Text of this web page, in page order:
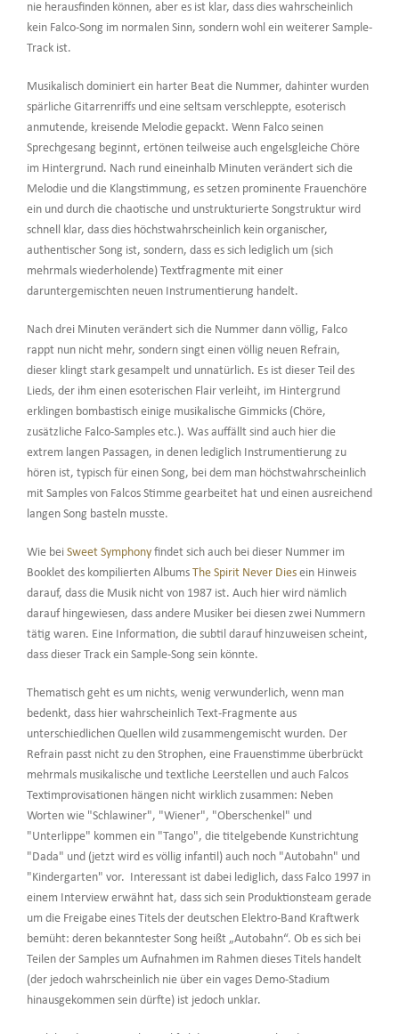
nie herausfinden können, aber es ist klar, dass dies wahrscheinlich
kein Falco-Song im normalen Sinn, sondern wohl ein weiterer Sample-
Track ist.
Musikalisch dominiert ein harter Beat die Nummer, dahinter wurden
spärliche Gitarrenriffs und eine seltsam verschleppte, esoterisch
anmutende, kreisende Melodie gepackt. Wenn Falco seinen
Sprechgesang beginnt, ertönen teilweise auch engelsgleiche Chöre
im Hintergrund. Nach rund eineinhalb Minuten verändert sich die
Melodie und die Klangstimmung, es setzen prominente Frauenchöre
ein und durch die chaotische und unstrukturierte Songstruktur wird
schnell klar, dass dies höchstwahrscheinlich kein organischer,
authentischer Song ist, sondern, dass es sich lediglich um (sich
mehrmals wiederholende) Textfragmente mit einer
daruntergemischten neuen Instrumentierung handelt.
Nach drei Minuten verändert sich die Nummer dann völlig, Falco
rappt nun nicht mehr, sondern singt einen völlig neuen Refrain,
dieser klingt stark gesampelt und unnatürlich. Es ist dieser Teil des
Lieds, der ihm einen esoterischen Flair verleiht, im Hintergrund
erklingen bombastisch einige musikalische Gimmicks (Chöre,
zusätzliche Falco-Samples etc.). Was auffällt sind auch hier die
extrem langen Passagen, in denen lediglich Instrumentierung zu
hören ist, typisch für einen Song, bei dem man höchstwahrscheinlich
mit Samples von Falcos Stimme gearbeitet hat und einen ausreichend
langen Song basteln musste.
Wie bei Sweet Symphonyfindet sich auch bei dieser Nummer im
Booklet des kompilierten Albums The Spirit Never Diesein Hinweis
darauf, dass die Musik nicht von 1987 ist. Auch hier wird nämlich
darauf hingewiesen, dass andere Musiker bei diesen zwei Nummern
tätig waren. Eine Information, die subtil darauf hinzuweisen scheint,
dass dieser Track ein Sample-Song sein könnte.
Thematisch geht es um nichts, wenig verwunderlich, wenn man
bedenkt, dass hier wahrscheinlich Text-Fragmente aus
unterschiedlichen Quellen wild zusammengemischt wurden. Der
Refrain passt nicht zu den Strophen, eine Frauenstimme überbrückt
mehrmals musikalische und textliche Leerstellen und auch Falcos
Textimprovisationen hängen nicht wirklich zusammen: Neben
Worten wie "Schlawiner", "Wiener", "Oberschenkel" und
"Unterlippe" kommen ein "Tango", die titelgebende Kunstrichtung
"Dada" und (jetzt wird es völlig infantil) auch noch "Autobahn" und
"Kindergarten" vor. Interessant ist dabei lediglich, dass Falco 1997 in
einem Interview erwähnt hat, dass sich sein Produktionsteam gerade
um die Freigabe eines Titels der deutschen Elektro-Band Kraftwerk
bemüht: deren bekanntester Song heißt „Autobahn“. Ob es sich bei
Teilen der Samples um Aufnahmen im Rahmen dieses Titels handelt
(der jedoch wahrscheinlich nie über ein vages Demo-Stadium
hinausgekommen sein dürfte) ist jedoch unklar.